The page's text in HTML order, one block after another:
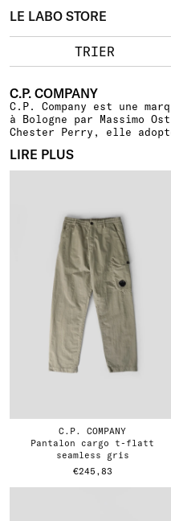
LE LABO STORE
TRIER
C.P. COMPANY
C.P. Company est une
à Bologne par Massimo
Chester Perry, elle
dans le garment-dyeing
de 1988, équipée de
et de la sous-culture
LIRE PLUS
C.P. COMPANY
pantalon cargo t-flatt
seamless gris
€245,83